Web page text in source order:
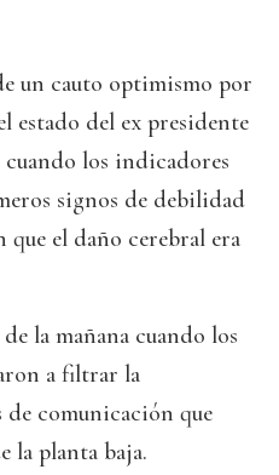
un cauto optimismo por
estado del ex presidente
los indicadores
signos de debilidad
que el daño cerebral era
la mañana cuando los
a filtrar la
comunicación que
la planta baja.